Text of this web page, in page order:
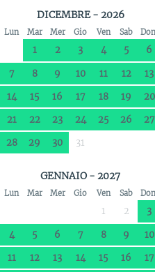
DICEMBRE - 2026
Lun Mar Mer Gio Ven Sab
1 2 3 4 5
6
7
8 9 10 11 12
13
14
15 16 17 18 19
20
21
22 23 24 25 26
27
28
29 30 31
GENNAIO - 2027
Lun Mar Mer Gio Ven Sab
1 2
3
4
5 6 7 8 9
10
11
12 13 14 15 16
17